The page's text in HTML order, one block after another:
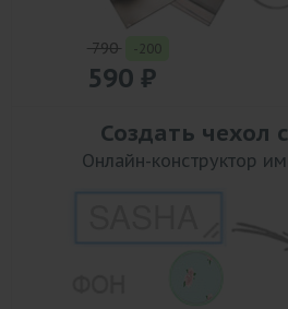
790 -200
590 ₽
Создать чехол
Онлайн-конструктор